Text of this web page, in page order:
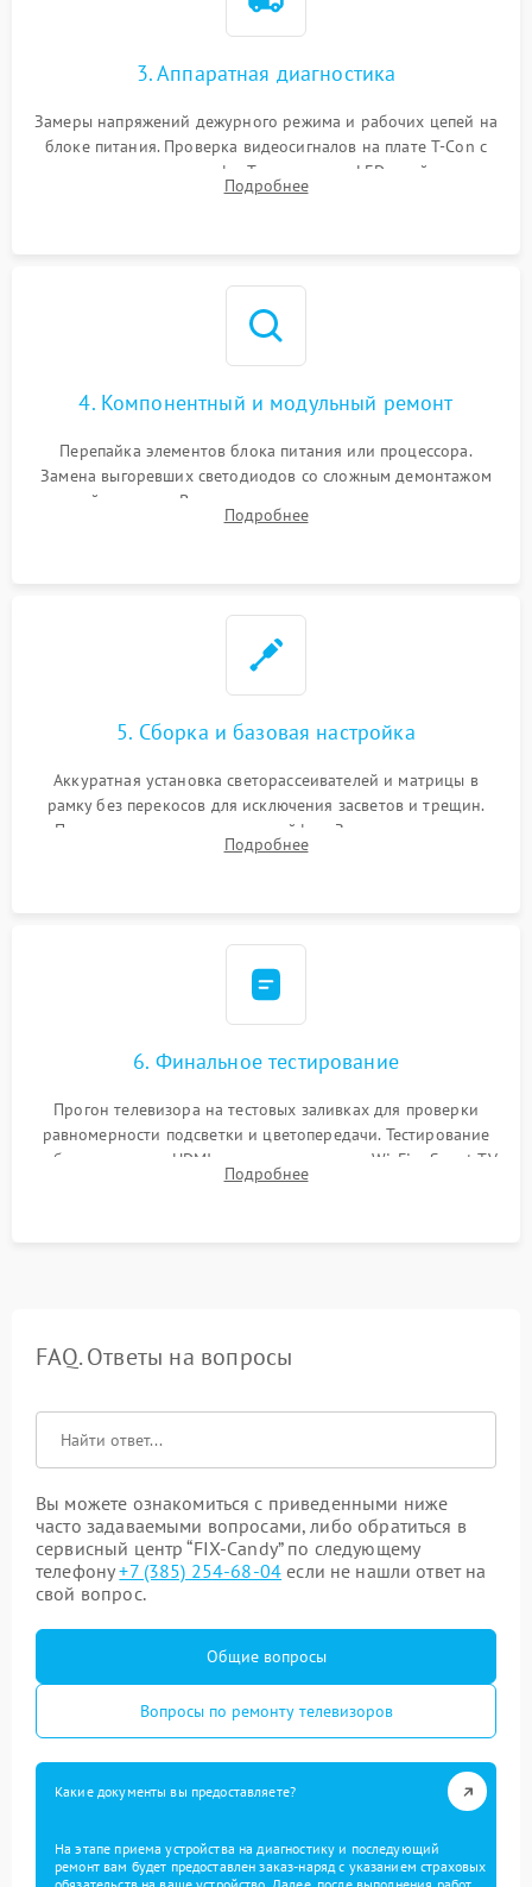
3. Аппаратная диагностика
Замеры напряжений дежурного режима и рабочих цепей на
блоке питания. Проверка видеосигналов на плате T-Con с
помощью осциллографа. Тестирование LED-драйвера и
светодиодных планок подсветки мультиметром.
Подробнее
4. Компонентный и модульный ремонт
Перепайка элементов блока питания или процессора.
Замена выгоревших светодиодов со сложным демонтажом
хрупкой матрицы. Восстановление поврежденных дорожек,
прошивка микросхем памяти EEPROM
Подробнее
5. Сборка и базовая настройка
Аккуратная установка светорассеивателей и матрицы в
рамку без перекосов для исключения засветов и трещин.
Подключение внутренних шлейфов. Закрытие корпуса.
Сброс настроек и обновление программного обеспечения.
Подробнее
6. Финальное тестирование
Прогон телевизора на тестовых заливках для проверки
равномерности подсветки и цветопередачи. Тестирование
работы разъемов HDMI, динамиков, модуля Wi-Fi и Smart TV
в рабочем режиме в течение нескольких часов.
Подробнее
FAQ. Ответы на вопросы
Вы можете ознакомиться с приведенными ниже
часто задаваемыми вопросами, либо обратиться в
сервисный центр “FIX-Candy” по следующему
телефону+7 (385) 254-68-04 если не нашли ответ на
свой вопрос.
Общие вопросы
Вопросы по ремонту телевизоров
Какие документы вы предоставляете?
На этапе приема устройства на диагностику и последующий
ремонт вам будет предоставлен заказ-наряд с указанием страховых